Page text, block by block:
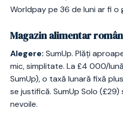
Worldpay pe 36 de luni ar fi o
Magazin alimentar
Alegere: SumUp. Plăți
mic, simplitate. La £4 000/
SumUp), o taxă lunară fixă
se justifică. SumUp Solo
nevoile.